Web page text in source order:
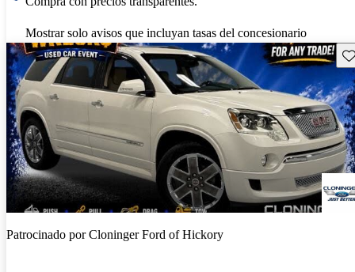
Mostrar solo avisos que incluyan tasas del concesionario
Patrocinado porCloninger Ford of Hickory